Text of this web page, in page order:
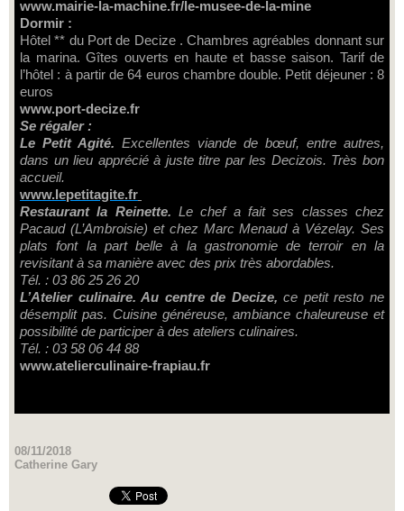
www.mairie-la-machine.fr/le-musee-de-la-mine
Dormir :
Hôtel ** du Port de Decize . Chambres agréables donnant sur
la marina. Gîtes ouverts en haute et basse saison. Tarif de
l’hôtel : à partir de 64 euros chambre double. Petit déjeuner : 8
euros
www.port-decize.fr
Se régaler :
Le Petit Agité. Excellentes viande de bœuf, entre autres,
dans un lieu apprécié à juste titre par les Decizois. Très bon
accueil.
www.lepetitagite.fr
Restaurant la Reinette. Le chef a fait ses classes chez
Pacaud (L’Ambroisie) et chez Marc Menaud à Vézelay. Ses
plats font la part belle à la gastronomie de terroir en la
revisitant à sa manière avec des prix très abordables.
Tél. : 03 86 25 26 20
L’Atelier culinaire. Au centre de Decize, ce petit resto ne
désemplit pas. Cuisine généreuse, ambiance chaleureuse et
possibilité de participer à des ateliers culinaires.
Tél. : 03 58 06 44 88
www.atelierculinaire-frapiau.fr
08/11/2018
Catherine Gary